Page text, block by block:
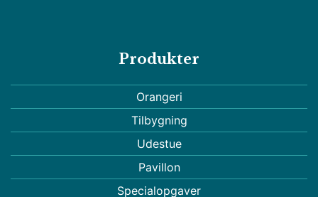
Produkter
Orangeri
Tilbygning
Udestue
Pavillon
Specialopgaver